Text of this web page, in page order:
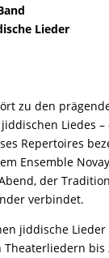
Lieder
zu den
Liedes –
Repertoires
Ensemble
der
verbindet.
jiddische
Theaterliedern bis